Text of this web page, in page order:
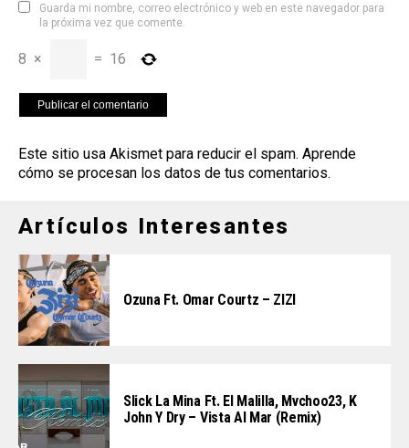
Guarda mi nombre, correo electrónico y web en este navegador para
la próxima vez que comente.
8 × = 16
Este sitio usa Akismet para reducir el spam. Aprende
cómo se procesan los datos de tus comentarios.
Artículos Interesantes
Ozuna Ft. Omar Courtz – ZIZI
Slick La Mina Ft. El Malilla, Mvchoo23, K
John Y Dry – Vista Al Mar (Remix)